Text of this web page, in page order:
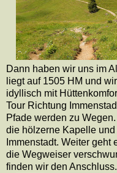
Dann haben wir uns im
liegt auf 1505 HM und
idyllisch mit
Tour Richtung
Pfade werden zu
die hölzerne Kapelle
Immenstadt. Weiter geht
die Wegweiser
finden wir den Anschluss.